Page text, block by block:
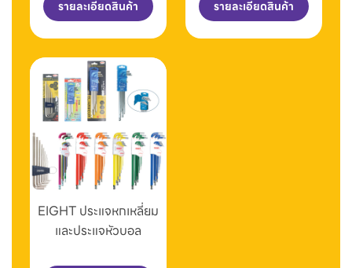
รายละเอียดสินค้า รายละเอียดสินค้า
EIGHT ประแจหกเหลี่ยม
และประแจหัวบอล